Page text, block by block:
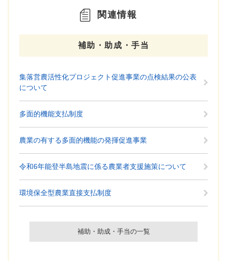
関連情報
補助・助成・手当
集落営農活性化プロジェクト促進事業の点検結果の公表
について
多面的機能支払制度
農業の有する多面的機能の発揮促進事業
令和6年能登半島地震に係る農業者支援施策について
環境保全型農業直接支払制度
補助・助成・手当の一覧